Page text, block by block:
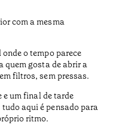
com a mesma
o tempo parece
quem gosta de abrir a
filtros, sem pressas.
e um final de tarde
aqui é pensado para
ritmo.